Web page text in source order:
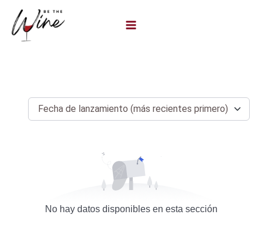
contenido
No hay datos disponibles en esta sección